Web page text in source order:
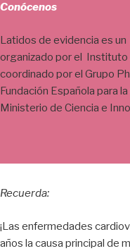
Conócenos
Latidos de evidencia es
organizado por el
coordinado por el Grupo
Fundación Española para
Ministerio de Ciencia e
Recuerda:
¡Las enfermedades
años la causa principal de